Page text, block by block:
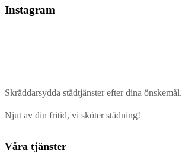
Instagram
Skräddarsydda städtjänster efter dina önskemål.
Njut av din fritid, vi sköter städning!
Våra tjänster